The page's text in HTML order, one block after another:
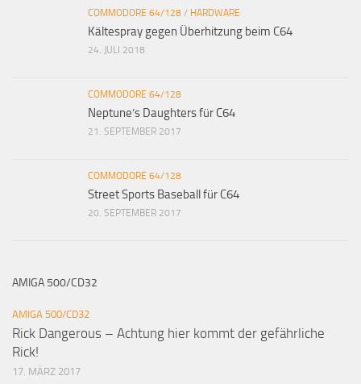
COMMODORE 64/128 / HARDWARE
Kältespray gegen Überhitzung beim C64
24. JULI 2018
COMMODORE 64/128
Neptune’s Daughters für C64
21. SEPTEMBER 2017
COMMODORE 64/128
Street Sports Baseball für C64
20. SEPTEMBER 2017
AMIGA 500/CD32
AMIGA 500/CD32
Rick Dangerous – Achtung hier kommt der gefährliche
Rick!
17. MÄRZ 2017